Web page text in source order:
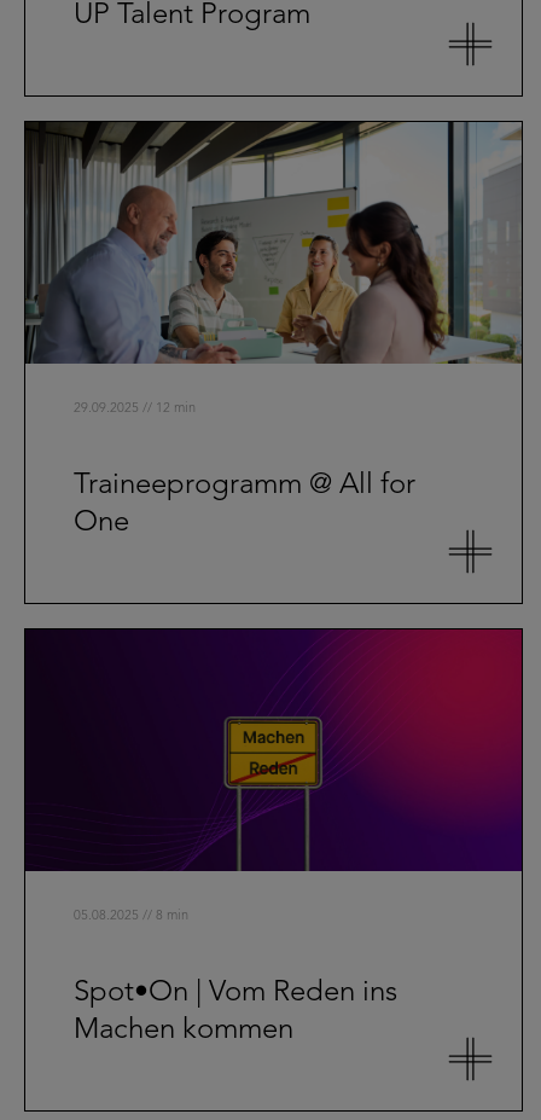
UP Talent Program
29.09.2025 // 12 min
Traineeprogramm @ All for
One
05.08.2025 // 8 min
Spot•On | Vom Reden ins
Machen kommen